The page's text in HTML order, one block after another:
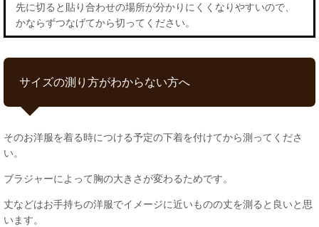
先に切ると貼り合わせの場所が分かりにくくなりやすいので、
かならずつなげてから切ってください。
サイズの測り方がわからない方へ
そのお洋服を着る時につける予定の下着を付けてから測ってくださ
い。
ブラジャーによって胸の大きさが変わるためです。
丈などはお手持ちの洋服でイメージに近いものの丈を測ると良いと思
います。